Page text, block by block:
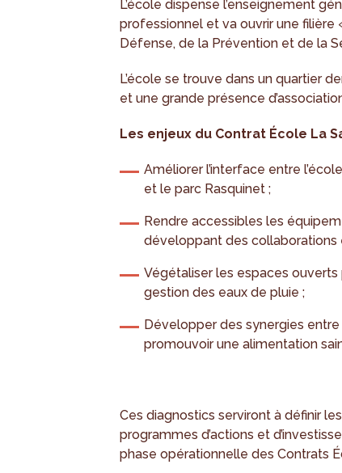
L’école dispense l’enseignement
professionnel et va ouvrir une filière
Défense, de la Prévention et de la
L’école se trouve dans un quartier
et une grande présence
Les enjeux du Contrat École La
Améliorer l’interface entre
et le parc Rasquinet ;
Rendre accessibles les
développant des collaborations
Végétaliser les espaces
gestion des eaux de pluie ;
Développer des synergies
promouvoir une alimentation
Ces diagnostics serviront à définir
programmes d’actions et
phase opérationnelle des Contrats